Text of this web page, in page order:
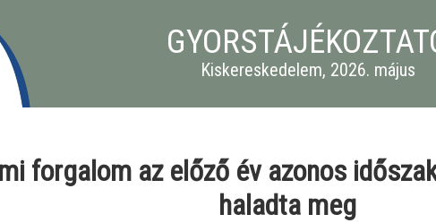
Kiskereskedelem, 2026. május
forgalom az előző év azonos
haladta meg